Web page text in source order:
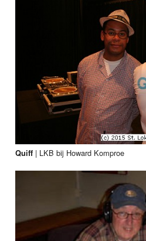
Quiff | LKB bij Howard Komproe